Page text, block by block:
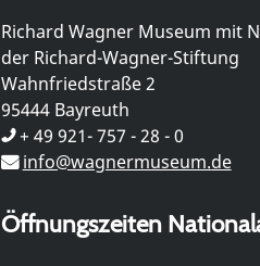
Richard Wagner Museum mit
der Richard-Wagner-Stiftung
Wahnfriedstraße 2
95444 Bayreuth
+ 49 921- 757 - 28 - 0
info@wagnermuseum.de
Öffnungszeiten